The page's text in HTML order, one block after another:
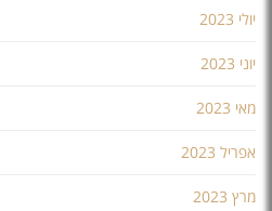
יולי 2023
יוני 2023
מאי 2023
אפריל 2023
מרץ 2023